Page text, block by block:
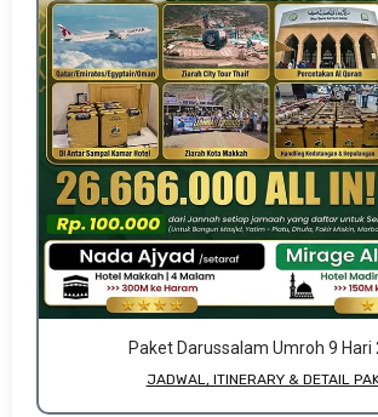
Paket Darussalam Umroh 9 Hari
JADWAL, ITINERARY & DETAIL